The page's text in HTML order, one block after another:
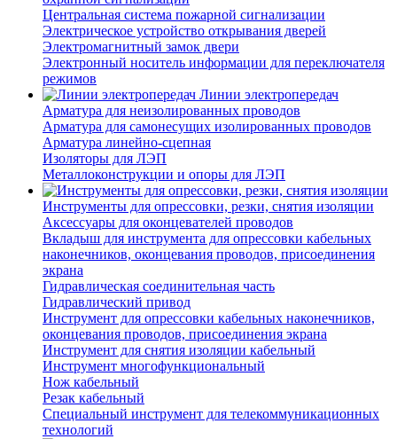
Центральная система пожарной сигнализации
Электрическое устройство открывания дверей
Электромагнитный замок двери
Электронный носитель информации для переключателя
режимов
Линии электропередач
Арматура для неизолированных проводов
Арматура для самонесущих изолированных проводов
Арматура линейно-сцепная
Изоляторы для ЛЭП
Металлоконструкции и опоры для ЛЭП
Инструменты для опрессовки, резки, снятия изоляции
Аксессуары для оконцевателей проводов
Вкладыш для инструмента для опрессовки кабельных
наконечников, оконцевания проводов, присоединения
экрана
Гидравлическая соединительная часть
Гидравлический привод
Инструмент для опрессовки кабельных наконечников,
оконцевания проводов, присоединения экрана
Инструмент для снятия изоляции кабельный
Инструмент многофункциональный
Нож кабельный
Резак кабельный
Специальный инструмент для телекоммуникационных
технологий